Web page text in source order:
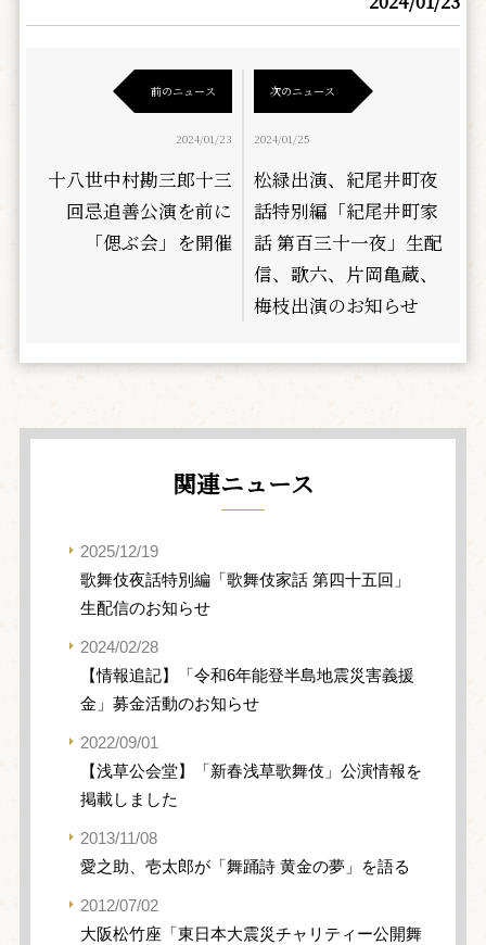
前のニュース
2024/01/23
十八世中村勘三郎十三
回忌追善公演を前に
「偲ぶ会」を開催
次のニュース
2024/01/25
松緑出演、紀尾井町夜
話特別編「紀尾井町家
話 第百三十一夜」生配
信、歌六、片岡亀蔵、
梅枝出演のお知らせ
関連ニュース
2025/12/19
歌舞伎夜話特別編「歌舞伎家話 第四十五回」
生配信のお知らせ
2024/02/28
【情報追記】「令和6年能登半島地震災害義援
金」募金活動のお知らせ
2022/09/01
【浅草公会堂】「新春浅草歌舞伎」公演情報を
掲載しました
2013/11/08
愛之助、壱太郎が「舞踊詩 黄金の夢」を語る
2012/07/02
大阪松竹座「東日本大震災チャリティー公開舞